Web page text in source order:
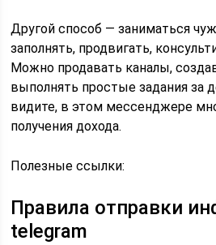
Другой способ — заниматься
заполнять, продвигать,
Можно продавать каналы,
выполнять простые задания за
видите, в этом мессенджере
получения дохода.
Полезные ссылки:
Правила отправки
telegram